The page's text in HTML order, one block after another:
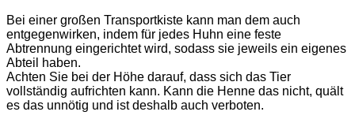
Bei einer großen Transportkiste kann man dem auch
entgegenwirken, indem für jedes Huhn eine feste
Abtrennung eingerichtet wird, sodass sie jeweils ein eigenes
Abteil haben.
Achten Sie bei der Höhe darauf, dass sich das Tier
vollständig aufrichten kann. Kann die Henne das nicht, quält
es das unnötig und ist deshalb auch verboten.